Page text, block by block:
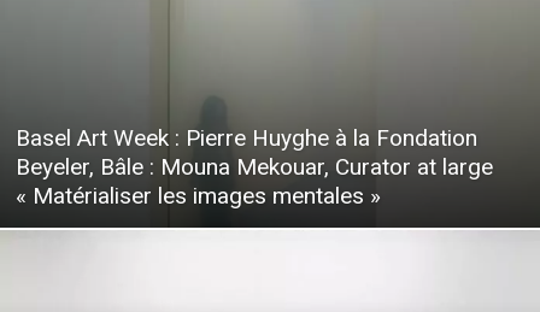
Basel Art Week : Pierre Huyghe à la Fondation
Beyeler, Bâle : Mouna Mekouar, Curator at large
« Matérialiser les images mentales »